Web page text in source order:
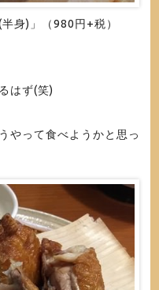
身)」（980円+税）
はず(笑)
やって食べようかと思っ